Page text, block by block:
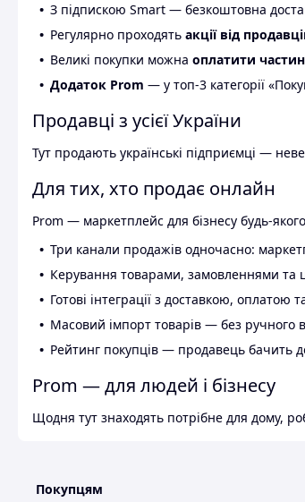
З підпискою Smart — безкоштовна
Регулярно проходять акції від
Великі покупки можна оплатити
Додаток Prom — у топ-3 категорії
Продавці з усієї України
Тут продають українські підприємці —
Для тих, хто продає онлайн
Prom — маркетплейс для бізнесу будь-
Три канали продажів одночасно:
Керування товарами, замовленнями та
Готові інтеграції з доставкою, оплатою
Масовий імпорт товарів — без ручного
Рейтинг покупців — продавець бачить
Prom — для людей і бізнесу
Щодня тут знаходять потрібне для дому,
Покупцям